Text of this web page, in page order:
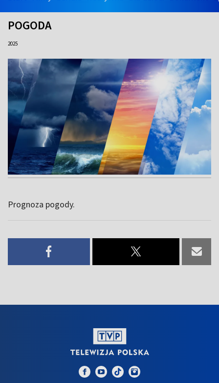
POGODA
2025
Prognoza pogody.